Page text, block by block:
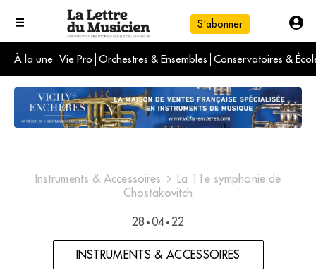
S'abonner
À la une Vie Pro Orchestres & Ensembles Conservatoires &
L'info du jour
Le numéro du mois
International
Instruments & Accessoires
La 11e symphonie de
Chostakovitch
28 • 04 • 22
INSTRUMENTS & ACCESSOIRES